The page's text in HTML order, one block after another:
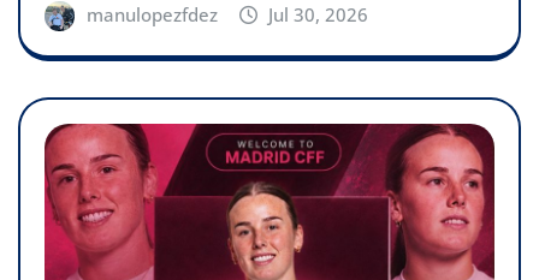
manulopezfdez Jul 30, 2026